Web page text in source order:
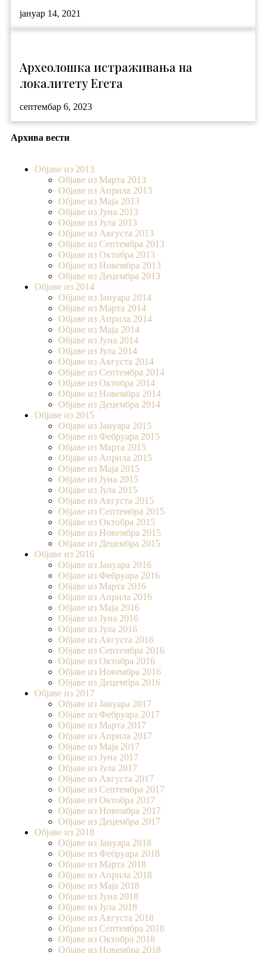
јануар 14, 2021
Археолошка истраживања на
локалитету Егета
септембар 6, 2023
Архива вести
Објаве из 2013
Објаве из Марта 2013
Објаве из Априла 2013
Објаве из Маја 2013
Објаве из Јунa 2013
Објаве из Јула 2013
Објаве из Августа 2013
Објаве из Септембра 2013
Објаве из Октобра 2013
Објаве из Новембра 2013
Објаве из Децембра 2013
Објаве из 2014
Објаве из Јануара 2014
Објаве из Марта 2014
Објаве из Априла 2014
Објаве из Маја 2014
Објаве из Јуна 2014
Објаве из Јула 2014
Објаве из Августа 2014
Објаве из Септембра 2014
Објаве из Октобра 2014
Објаве из Новембра 2014
Објаве из Децембра 2014
Објаве из 2015
Објаве из Јануара 2015
Објаве из Фебруара 2015
Објаве из Марта 2015
Објаве из Априла 2015
Објаве из Маја 2015
Објаве из Јуна 2015
Објаве из Јула 2015
Објаве из Августа 2015
Објаве из Септембра 2015
Објаве из Октобра 2015
Објаве из Новембра 2015
Објаве из Децембра 2015
Објаве из 2016
Објаве из Јануара 2016
Објаве из Фебруара 2016
Објаве из Марта 2016
Објаве из Априла 2016
Објаве из Маја 2016
Објаве из Јуна 2016
Објаве из Јула 2016
Објаве из Августа 2016
Објаве из Септембра 2016
Објаве из Октобра 2016
Објаве из Новембра 2016
Објаве из Децембра 2016
Објаве из 2017
Објаве из Јануара 2017
Објаве из Фебруара 2017
Објаве из Марта 2017
Објаве из Априла 2017
Објаве из Маја 2017
Објаве из Јуна 2017
Објаве из Јула 2017
Објаве из Августа 2017
Објаве из Септембра 2017
Објаве из Октобра 2017
Објаве из Новембра 2017
Објаве из Децембра 2017
Објаве из 2018
Објаве из Јануара 2018
Објаве из Фебруара 2018
Објаве из Марта 2018
Објаве из Априла 2018
Објаве из Маја 2018
Објаве из Јуна 2018
Објаве из Јула 2018
Објаве из Августа 2018
Објаве из Септембра 2018
Објаве из Октобра 2018
Објаве из Новембра 2018